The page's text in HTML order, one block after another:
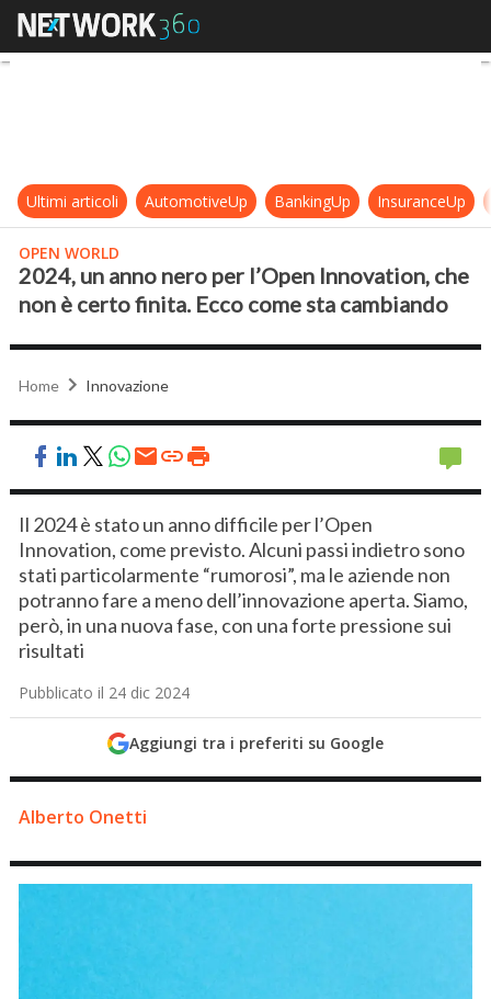
2024, un anno nero per l’Open
Ultimi articoli AutomotiveUp BankingUp InsuranceUp
OPEN WORLD
2024, un anno nero per l’Open Innovation, che
non è certo finita. Ecco come sta cambiando
Home Innovazione
Il 2024 è stato un anno difficile per l’Open
Innovation, come previsto. Alcuni passi indietro sono
stati particolarmente “rumorosi”, ma le aziende non
potranno fare a meno dell’innovazione aperta. Siamo,
però, in una nuova fase, con una forte pressione sui
risultati
Pubblicato il 24 dic 2024
Aggiungi tra i preferiti su Google
Alberto Onetti